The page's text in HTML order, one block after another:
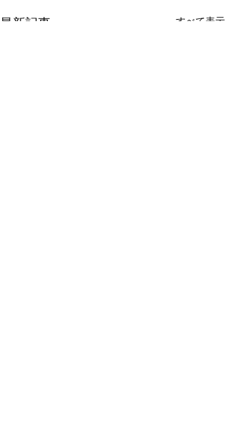
最新記事 すべて表示